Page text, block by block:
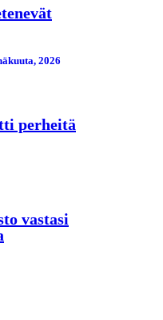
2026
perheitä
vastasi